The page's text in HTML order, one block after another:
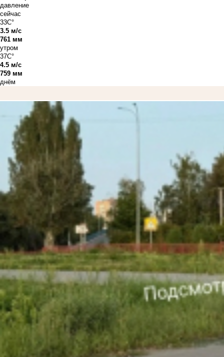
давление
сейчас
33C°
3.5 м/с
761 мм
утром
37C°
4.5 м/с
759 мм
днём